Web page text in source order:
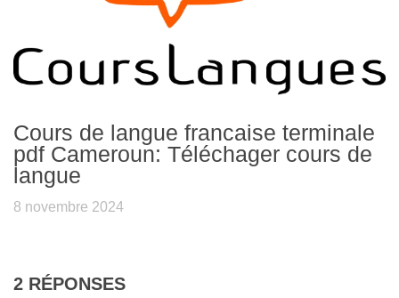
Cours de langue francaise terminale
pdf Cameroun: Téléchager cours de
langue
8 novembre 2024
2 RÉPONSES